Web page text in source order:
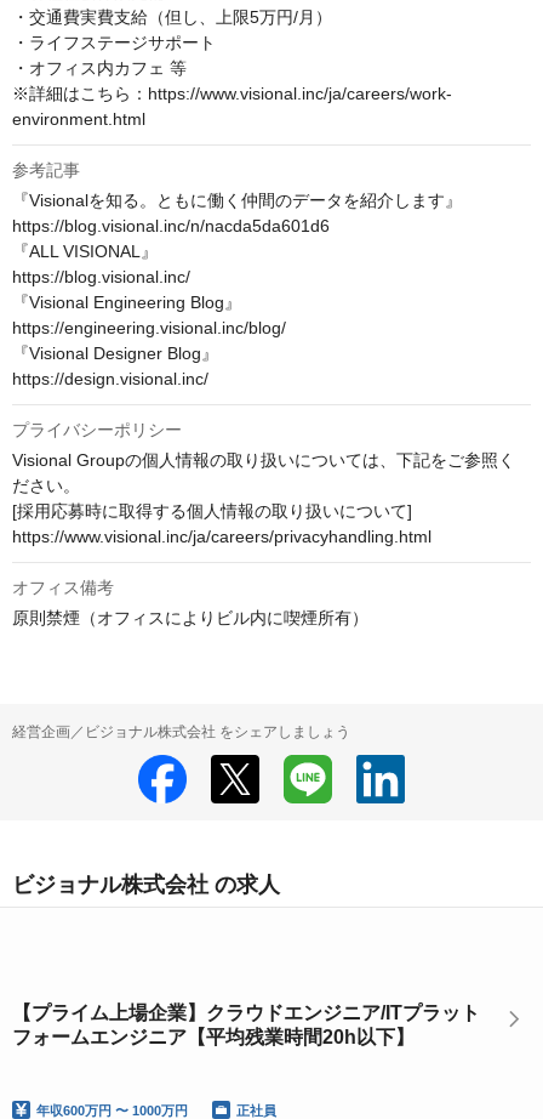
・交通費実費支給（但し、上限5万円/月）
・ライフステージサポート
・オフィス内カフェ 等
※詳細はこちら：https://www.visional.inc/ja/careers/work-
environment.html
参考記事
『Visionalを知る。ともに働く仲間のデータを紹介します』
https://blog.visional.inc/n/nacda5da601d6
『ALL VISIONAL』
https://blog.visional.inc/
『Visional Engineering Blog』
https://engineering.visional.inc/blog/
『Visional Designer Blog』
https://design.visional.inc/
プライバシーポリシー
Visional Groupの個人情報の取り扱いについては、下記をご参照く
ださい。
[採用応募時に取得する個人情報の取り扱いについて]
https://www.visional.inc/ja/careers/privacyhandling.html
オフィス備考
原則禁煙（オフィスによりビル内に喫煙所有）
経営企画／ビジョナル株式会社 をシェアしましょう
ビジョナル株式会社 の求人
【プライム上場企業】クラウドエンジニア/ITプラット
フォームエンジニア【平均残業時間20h以下】
年収600万円 〜 1000万円 正社員